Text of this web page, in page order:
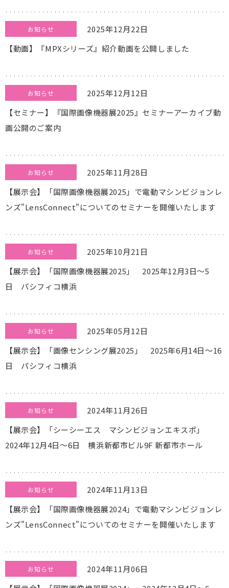
2025年12月22日
お知らせ
【動画】『MPXシリーズ』紹介動画を公開しました
2025年12月12日
お知らせ
【セミナー】『国際画像機器展2025』セミナーアーカイブ動
画公開のご案内
2025年11月28日
お知らせ
【展示会】「国際画像機器展2025」で電動マシンビジョンレ
ンズ"LensConnect"についてのセミナーを開催いたします
2025年10月21日
お知らせ
【展示会】「国際画像機器展2025」 2025年12月3日～5
日 パシフィコ横浜
2025年05月12日
お知らせ
【展示会】「画像センシング展2025」 2025年6月14日～16
日 パシフィコ横浜
2024年11月26日
お知らせ
【展示会】「シーシーエス マシンビジョンエキスポ」
2024年12月4日～6日 横浜新都市ビル9F 新都市ホール
2024年11月13日
お知らせ
【展示会】「国際画像機器展2024」で電動マシンビジョンレ
ンズ"LensConnect"についてのセミナーを開催いたします
2024年11月06日
お知らせ